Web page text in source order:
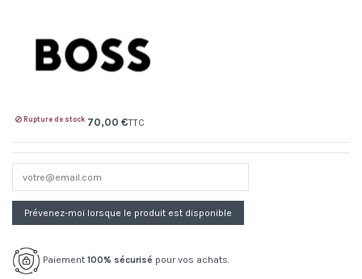
Rupture de stock 70,00 €TTC
Paiement 100% sécurisé pour vos achats.